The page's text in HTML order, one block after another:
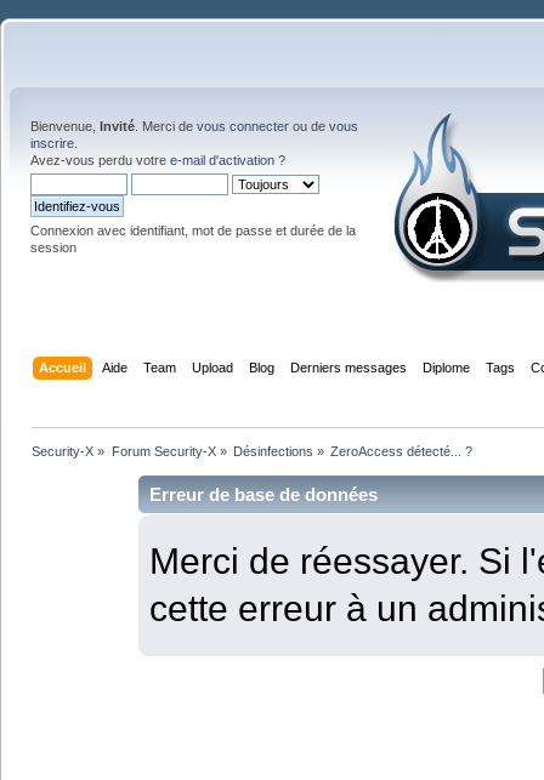
Bienvenue, Invité . Merci de vous connecter ou de vous
inscrire
Avez-vous perdu votre e-mail d'activation ?
Connexion avec identifiant, mot de passe et durée de la
session
Accueil Aide Team Upload Blog Derniers messages Diplome Tags
Security-X » Forum Security-X» Désinfections » ZeroAccess détecté... ?
Erreur de base de données
Merci de réessayer. Si
cette erreur à un